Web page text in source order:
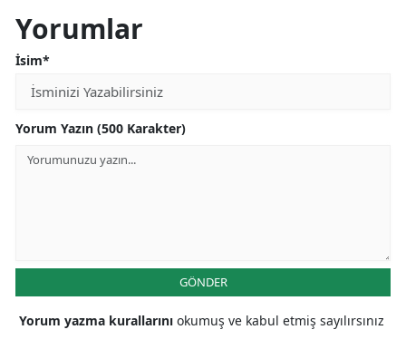
Yorumlar
İsim*
Yorum Yazın (500 Karakter)
GÖNDER
Yorum yazma kurallarını okumuş ve kabul etmiş sayılırsınız